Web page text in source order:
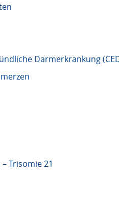
Darmerkrankung
Trisomie 21